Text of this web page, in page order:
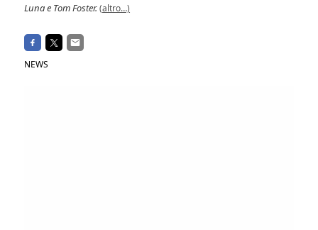
Luna e Tom Foster.(altro…)
NEWS